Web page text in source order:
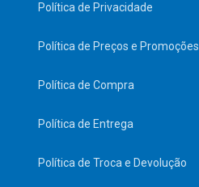
Política de Privacidade
Política de Preços e Promoções
Política de Compra
Política de Entrega
Política de Troca e Devolução